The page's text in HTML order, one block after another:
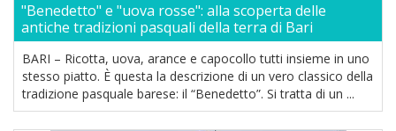
"Benedetto" e "uova rosse": alla scoperta delle
antiche tradizioni pasquali della terra di Bari
BARI – Ricotta, uova, arance e capocollo tutti insieme in uno
stesso piatto. È questa la descrizione di un vero classico della
tradizione pasquale barese: il “Benedetto”. Si tratta di un ...